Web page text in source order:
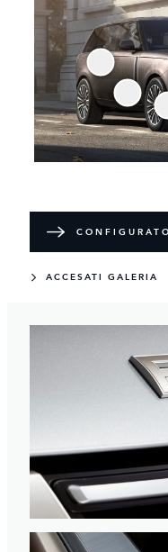
ACCESATI GALERIA